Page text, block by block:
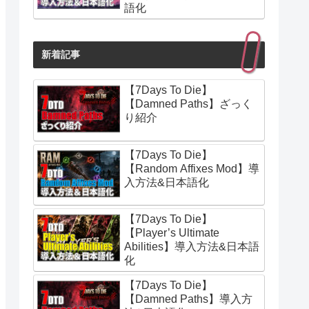
語化
新着記事
【7Days To Die】
【Damned Paths】ざっく
り紹介
【7Days To Die】
【Random Affixes Mod】導
入方法&日本語化
【7Days To Die】
【Player’s Ultimate
Abilities】導入方法&日本語
化
【7Days To Die】
【Damned Paths】導入方